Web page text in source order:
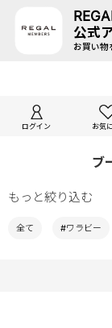
公式
お買い物
ログイン お気
ブ
もっと絞り込む
全て #ワラビー